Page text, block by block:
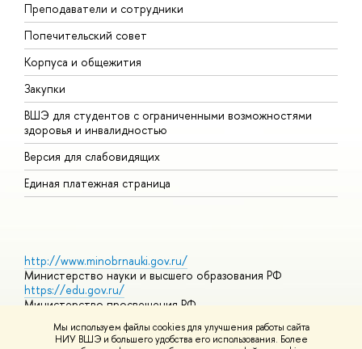
Мы используем файлы cookies для улучшения работы сайта
НИУ ВШЭ и большего удобства его использования. Более
Преподаватели и сотрудники
Попечительский совет
Корпуса и общежития
Закупки
ВШЭ для студентов с ограниченными возможностями
здоровья и инвалидностью
Версия для слабовидящих
Единая платежная страница
http://www.minobrnauki.gov.ru/
Министерство науки и высшего образования РФ
https://edu.gov.ru/
Министерство просвещения РФ
https://elearning.hse.ru/mooc
Массовые открытые онлайн-курсы